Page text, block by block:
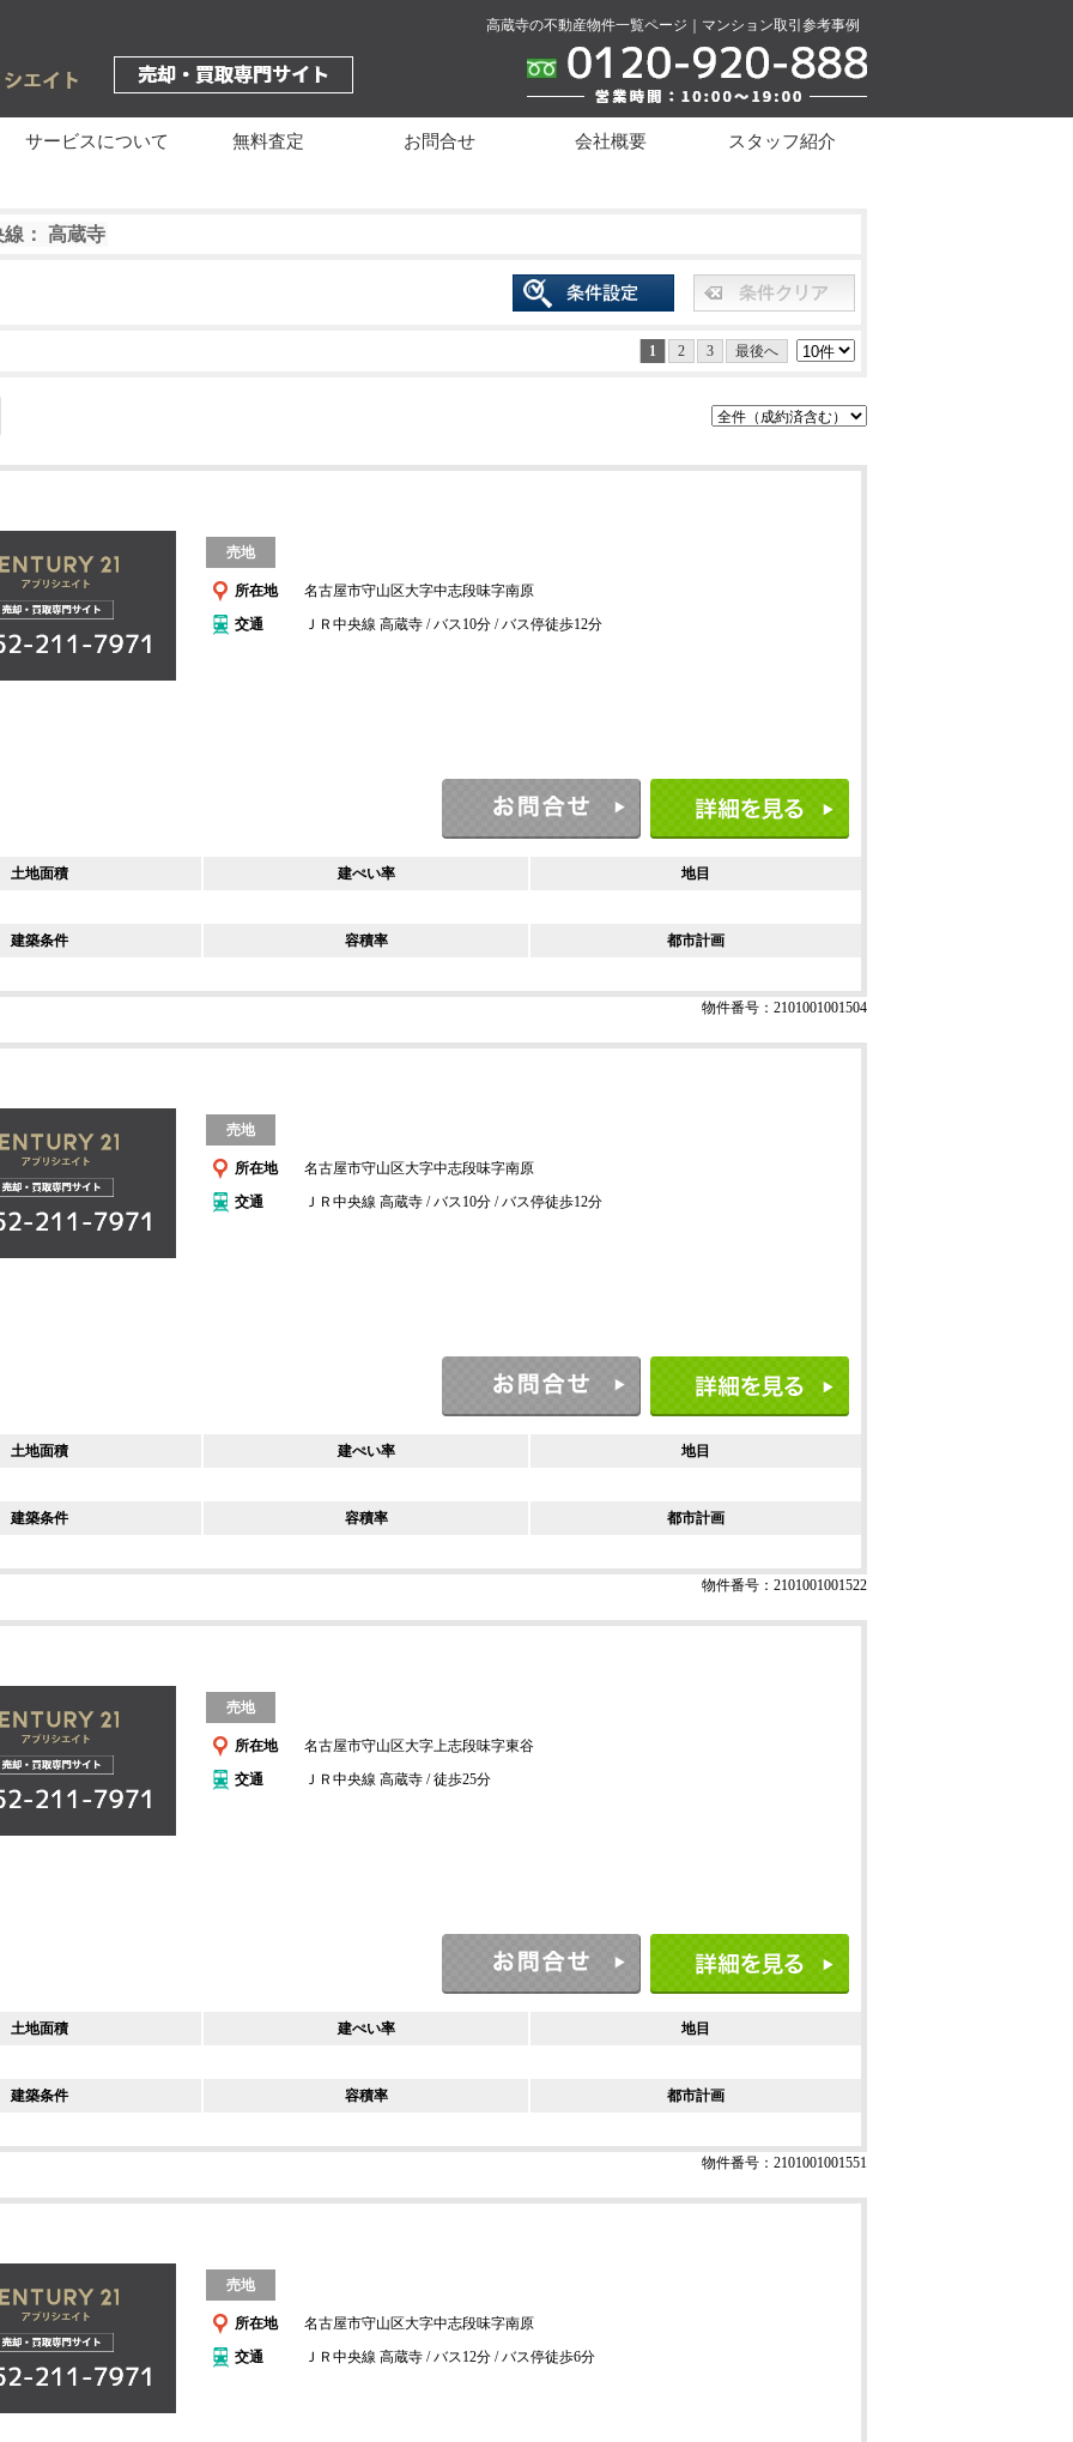
高蔵寺の不動産物件一覧ページ｜マンション取引参考事例
サービスについて 無料査定 お問合せ 会社概要 スタッフ紹介
線： 高蔵寺
1 2 3 最後へ
売地
所在地
名古屋市守山区大字中志段味字南原
交通
ＪＲ中央線 高蔵寺 / バス10分 / バス停徒歩12分
土地面積 建ぺい率 地目
建築条件 容積率 都市計画
物件番号：2101001001504
売地
所在地
名古屋市守山区大字中志段味字南原
交通
ＪＲ中央線 高蔵寺 / バス10分 / バス停徒歩12分
土地面積 建ぺい率 地目
建築条件 容積率 都市計画
物件番号：2101001001522
売地
所在地
名古屋市守山区大字上志段味字東谷
交通
ＪＲ中央線 高蔵寺 / 徒歩25分
土地面積 建ぺい率 地目
建築条件 容積率 都市計画
物件番号：2101001001551
売地
所在地
名古屋市守山区大字中志段味字南原
交通
ＪＲ中央線 高蔵寺 / バス12分 / バス停徒歩6分